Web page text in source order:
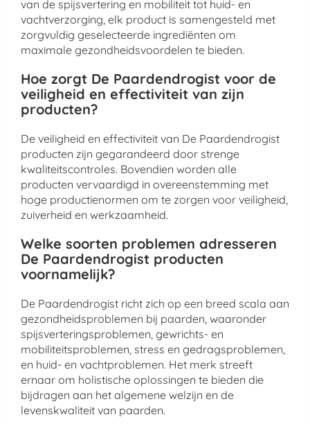
van de spijsvertering en mobiliteit tot huid- en
vachtverzorging, elk product is samengesteld met
zorgvuldig geselecteerde ingrediënten om
maximale gezondheidsvoordelen te bieden.
Hoe zorgt De Paardendrogist voor de
veiligheid en effectiviteit van zijn
producten?
De veiligheid en effectiviteit van De Paardendrogist
producten zijn gegarandeerd door strenge
kwaliteitscontroles. Bovendien worden alle
producten vervaardigd in overeenstemming met
hoge productienormen om te zorgen voor veiligheid,
zuiverheid en werkzaamheid.
Welke soorten problemen adresseren
De Paardendrogist producten
voornamelijk?
De Paardendrogist richt zich op een breed scala aan
gezondheidsproblemen bij paarden, waaronder
spijsverteringsproblemen, gewrichts- en
mobiliteitsproblemen, stress en gedragsproblemen,
en huid- en vachtproblemen. Het merk streeft
ernaar om holistische oplossingen te bieden die
bijdragen aan het algemene welzijn en de
levenskwaliteit van paarden.